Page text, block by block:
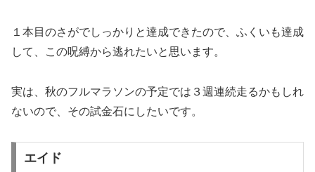
１本目のさがでしっかりと達成できたので、ふくいも達成
して、この呪縛から逃れたいと思います。
実は、秋のフルマラソンの予定では３週連続走るかもしれ
ないので、その試金石にしたいです。
エイド